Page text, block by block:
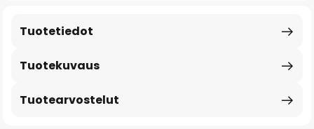
Tuotekuvaus
Tuotetiedot
Tuotearvostelut